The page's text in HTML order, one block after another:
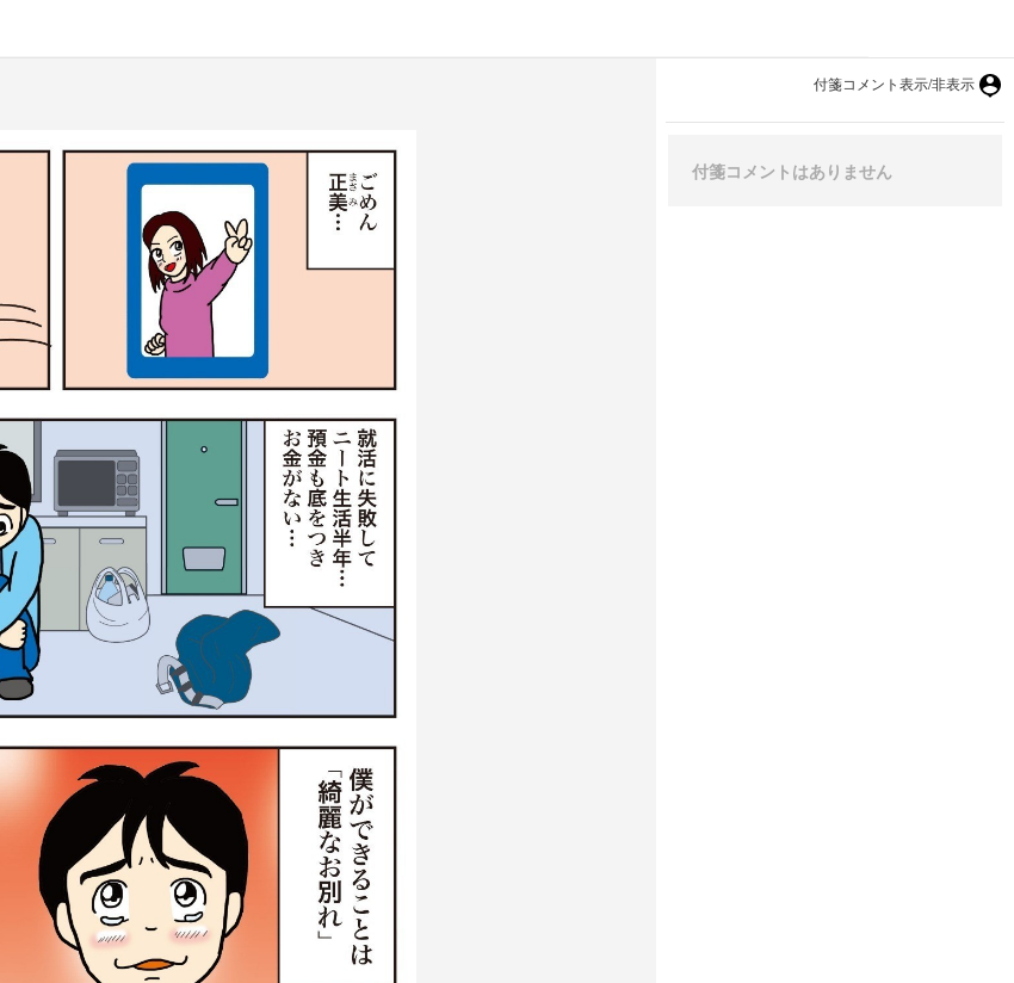
付箋コメント表示/非表示
付箋コメントはありません